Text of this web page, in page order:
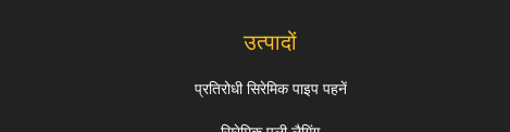
उत्पादों
प्रतिरोधी सिरेमिक पाइप पहनें